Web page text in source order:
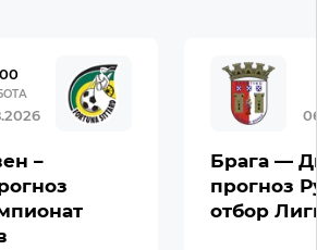
–
Брага —
прогноз
отбор